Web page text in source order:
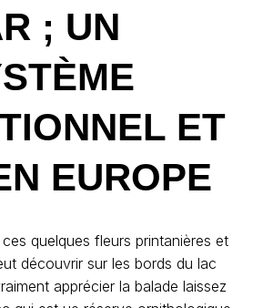
; UN
ET
EUROPE
quelques fleurs printanières et
découvrir sur les bords du lac
apprécier la balade laissez